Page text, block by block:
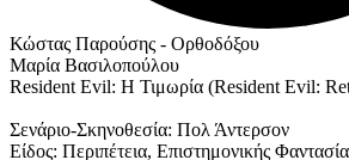
Κώστας Παρούσης - Ορθοδόξου
Μαρία Βασιλοπούλου
Resident Evil: Η Τιμωρία (Resident Evil:
Σενάριο-Σκηνοθεσία: Πολ Άντερσον
Είδος: Περιπέτεια, Επιστημονικής